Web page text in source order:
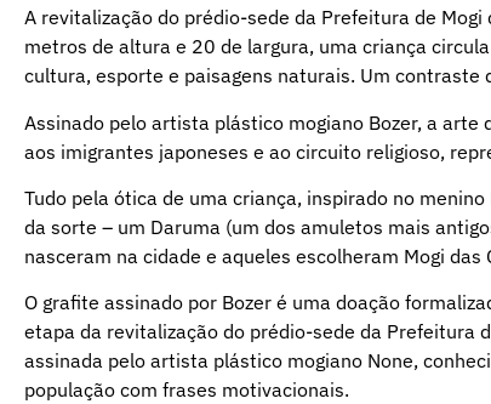
A revitalização do prédio-sede da Prefeitura de
metros de altura e 20 de largura, uma criança
cultura, esporte e paisagens naturais. Um
Assinado pelo artista plástico mogiano Bozer, a
aos imigrantes japoneses e ao circuito religioso,
Tudo pela ótica de uma criança, inspirado no
da sorte – um Daruma (um dos amuletos mais
nasceram na cidade e aqueles escolheram Mogi das
O grafite assinado por Bozer é uma doação
etapa da revitalização do prédio-sede da Prefeitura
assinada pelo artista plástico mogiano None,
população com frases motivacionais.